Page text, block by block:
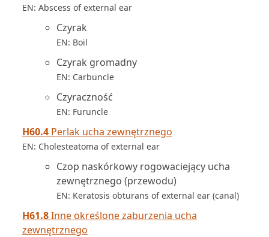
EN: Abscess of external ear
Czyrak
EN: Boil
Czyrak gromadny
EN: Carbuncle
Czyraczność
EN: Furuncle
H60.4 Perlak ucha zewnętrznego
EN: Cholesteatoma of external ear
Czop naskórkowy rogowaciejący ucha
zewnętrznego (przewodu)
EN: Keratosis obturans of external ear (canal)
H61.8Inne określone zaburzenia ucha
zewnętrznego